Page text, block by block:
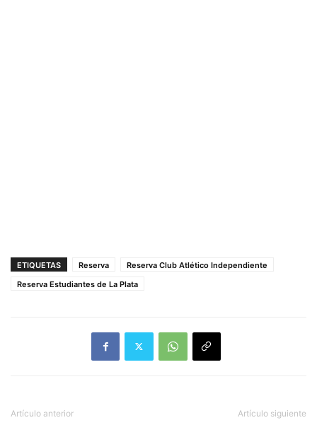
ETIQUETAS Reserva
Reserva Club Atlético Independiente
Reserva Estudiantes de La Plata
Artículo anterior Artículo siguiente